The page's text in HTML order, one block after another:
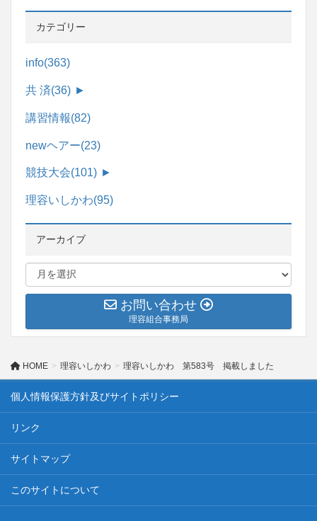
カテゴリー
info(363)
共 済(36) ►
講習情報(82)
newヘアー(23)
競技大会(101) ►
理容いしかわ(95)
アーカイブ
お問い合わせ
理容組合事務局
HOME 理容いしかわ 理容いしかわ 第583号 掲載しました
個人情報保護方針及びサイトポリシー
リンク
サイトマップ
このサイトについて